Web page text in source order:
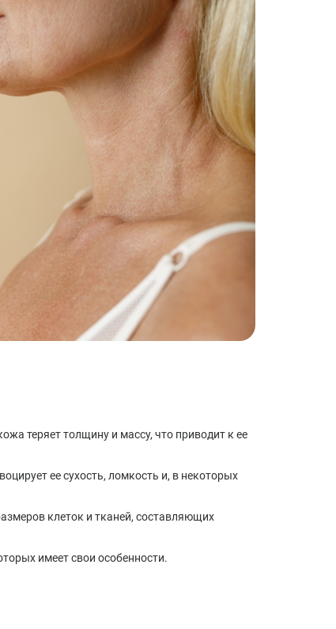
теряет толщину и массу, что приводит к ее
ее сухость, ломкость и, в некоторых
клеток и тканей, составляющих
имеет свои особенности.